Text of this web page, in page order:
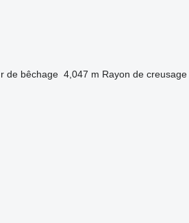
de bêchage 4,047 m Rayon de creusage